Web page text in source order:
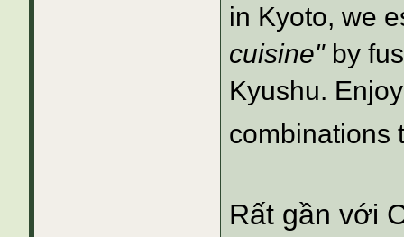
in Kyoto, we
cuisine"by
Kyushu.
combinations
Rất gần với